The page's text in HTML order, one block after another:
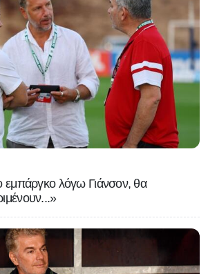
εμπάργκο λόγω Γιάνσον, θα